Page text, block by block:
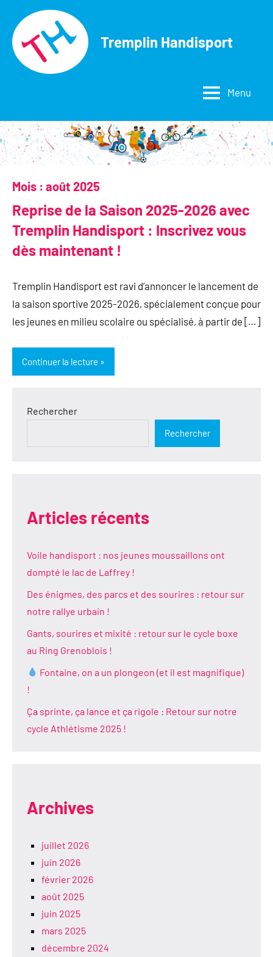
contenu
Tremplin Handisport
Menu
Mois : août 2025
Reprise de la Saison 2025-2026 avec
Tremplin Handisport : Inscrivez vous
dès maintenant !
Tremplin Handisport est ravi d’annoncer le lancement de
la saison sportive 2025-2026, spécialement conçue pour
les jeunes en milieu scolaire ou spécialisé, à partir de […]
Continuer la lecture
Rechercher
Rechercher
Articles récents
Voile handisport : nos jeunes moussaillons ont
dompté le lac de Laffrey !
Des énigmes, des parcs et des sourires : retour sur
notre rallye urbain !
Gants, sourires et mixité : retour sur le cycle boxe
au Ring Grenoblois !
Fontaine, on a un plongeon (et il est magnifique)
!
Ça sprinte, ça lance et ça rigole : Retour sur notre
cycle Athlétisme 2025 !
Archives
juillet 2026
juin 2026
février 2026
août 2025
juin 2025
mars 2025
décembre 2024